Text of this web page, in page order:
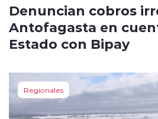
Denuncian cobros
Antofagasta en
Estado con Bipay
Regionales